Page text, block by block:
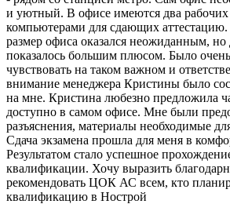
и уютный. В офисе имеются два рабочих
компьютерами для сдающих
размер офиса оказался неожиданным, но
показалось большим плюсом. Было
чувствовать на таком важном и
внимание менеджера Кристины было
на мне. Кристина любезно предложила
доступно в самом офисе. Мне были
разъяснения, материалы необходимые
Сдача экзамена прошла для меня в
Результатом стало успешное
квалификации. Хочу выразить
рекомендовать ЦОК АС всем, кто
квалификацию в Нострой